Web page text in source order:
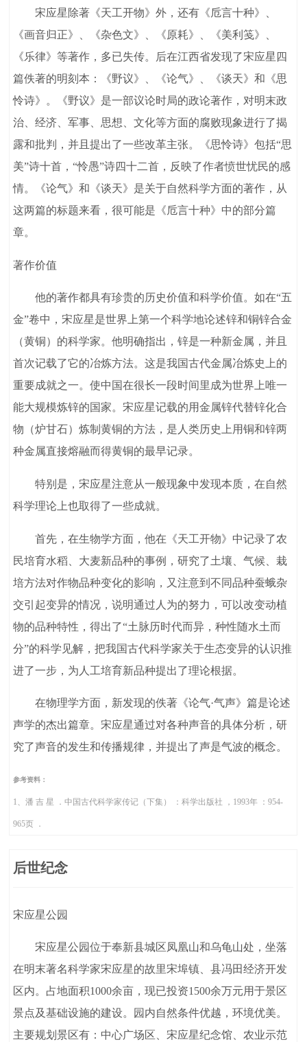
宋应星除著《天工开物》外，还有《卮言十种》、
《画音归正》、《杂色文》、《原耗》、《美利笺》、
《乐律》等著作，多已失传。后在江西省发现了宋应星四
篇佚著的明刻本：《野议》、《论气》、《谈天》和《思
怜诗》。《野议》是一部议论时局的政论著作，对明末政
治、经济、军事、思想、文化等方面的腐败现象进行了揭
露和批判，并且提出了一些改革主张。《思怜诗》包括“思
美”诗十首，“怜愚”诗四十二首，反映了作者愤世忧民的感
情。《论气》和《谈天》是关于自然科学方面的著作，从
这两篇的标题来看，很可能是《卮言十种》中的部分篇
章。
著作价值
他的著作都具有珍贵的历史价值和科学价值。如在“五
金”卷中，宋应星是世界上第一个科学地论述锌和铜锌合金
（黄铜）的科学家。他明确指出，锌是一种新金属，并且
首次记载了它的冶炼方法。这是我国古代金属冶炼史上的
重要成就之一。使中国在很长一段时间里成为世界上唯一
能大规模炼锌的国家。宋应星记载的用金属锌代替锌化合
物（炉甘石）炼制黄铜的方法，是人类历史上用铜和锌两
种金属直接熔融而得黄铜的最早记录。
特别是，宋应星注意从一般现象中发现本质，在自然
科学理论上也取得了一些成就。
首先，在生物学方面，他在《天工开物》中记录了农
民培育水稻、大麦新品种的事例，研究了土壤、气候、栽
培方法对作物品种变化的影响，又注意到不同品种蚕蛾杂
交引起变异的情况，说明通过人为的努力，可以改变动植
物的品种特性，得出了“土脉历时代而异，种性随水土而
分”的科学见解，把我国古代科学家关于生态变异的认识推
进了一步，为人工培育新品种提出了理论根据。
在物理学方面，新发现的佚著《论气·气声》篇是论述
声学的杰出篇章。宋应星通过对各种声音的具体分析，研
究了声音的发生和传播规律，并提出了声是气波的概念。
参考资料：
1、潘 吉 星 ．中国古代科学家传记（下集） ：科学出版社 ，1993年 ：954-
965页 ．
后世纪念
宋应星公园
宋应星公园位于奉新县城区凤凰山和乌龟山处，坐落
在明末著名科学家宋应星的故里宋埠镇、县冯田经济开发
区内。占地面积1000余亩，现已投资1500余万元用于景区
景点及基础设施的建设。园内自然条件优越，环境优美。
主要规划景区有：中心广场区、宋应星纪念馆、农业示范